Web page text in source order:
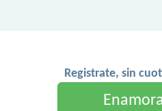
Registrate, sin